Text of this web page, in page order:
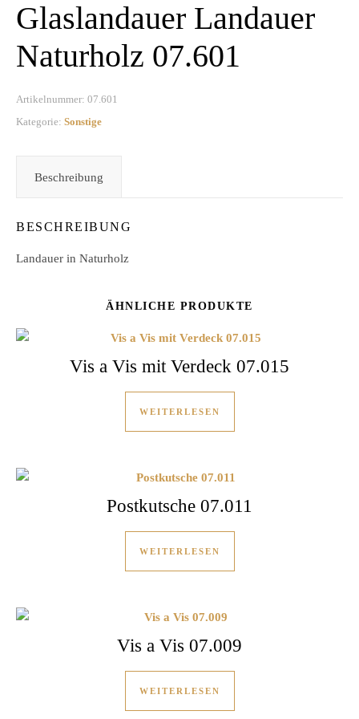
Glaslandauer Landauer
Naturholz 07.601
Artikelnummer: 07.601
Kategorie: Sonstige
Beschreibung
BESCHREIBUNG
Landauer in Naturholz
ÄHNLICHE PRODUKTE
Vis a Vis mit Verdeck 07.015
WEITERLESEN
Postkutsche 07.011
WEITERLESEN
Vis a Vis 07.009
WEITERLESEN